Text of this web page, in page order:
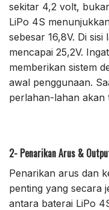
sekitar 4,2 volt,
LiPo 4S
sebesar 16,8V. Di
mencapai 25,2V.
memberikan sistem
awal penggunaan.
perlahan-lahan akan
2- Penarikan Arus &
Penarikan arus dan
penting yang secara
antara baterai LiPo